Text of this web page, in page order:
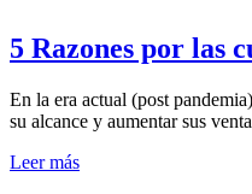
5 Razones por las
En la era actual (post
su alcance y aumentar sus
Leer más